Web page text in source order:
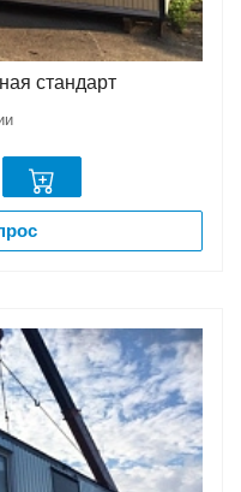
стандарт